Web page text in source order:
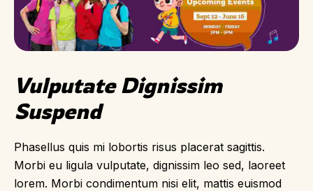
Vulputate Dignissim
Suspend
Phasellus quis mi lobortis risus placerat sagittis.
Morbi eu ligula vulputate, dignissim leo sed, laoreet
lorem. Morbi condimentum nisi elit, mattis euismod